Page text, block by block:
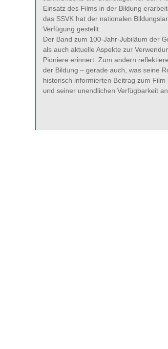
Einsatz des Films in der Bildung
das SSVK hat der nationalen
Verfügung gestellt.
Der Band zum 100-Jahr-Jubiläum der
als auch aktuelle Aspekte zur
Pioniere erinnert. Zum andern
der Bildung – gerade auch, was seine
historisch informierten Beitrag zum
und seiner unendlichen Verfügbarkeit